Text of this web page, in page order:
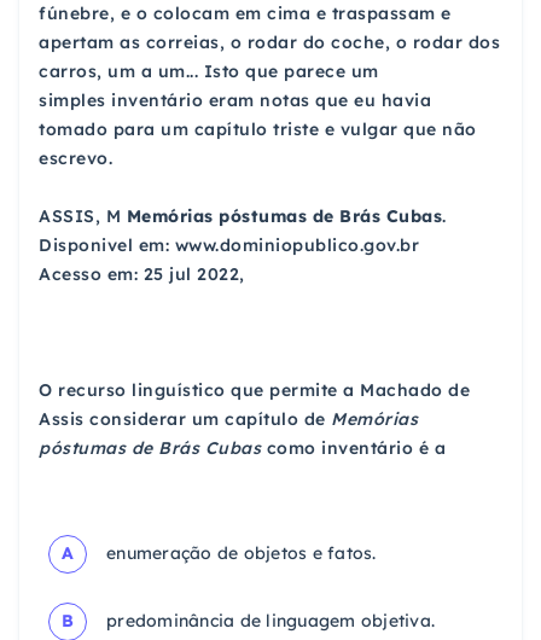
fúnebre, e o colocam em cima e traspassam e
apertam as correias, o rodar do coche, o rodar dos
carros, um a um... Isto que parece um
simples inventário eram notas que eu havia
tomado para um capítulo triste e vulgar que não
escrevo.
ASSIS, M Memórias póstumas de Brás Cubas.
Disponivel em: www.dominiopublico.gov.br
Acesso em: 25 jul 2022,
O recurso linguístico que permite a Machado de
Assis considerar um capítulo de Memórias
póstumas de Brás Cubas como inventário é a
A enumeração de objetos e fatos.
B predominância de linguagem objetiva.